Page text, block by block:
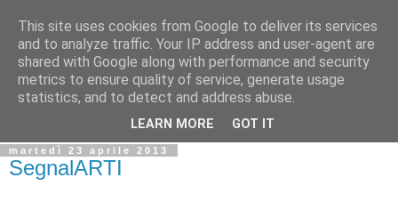
Biblio@rti in
Il Blog della Biblioteca di Area delle arti per condividere
informazioni iniziative incontri
martedì 23 aprile 2013
SegnalARTI
This site uses cookies from Google to deliver its services
and to analyze traffic. Your IP address and user-agent are
shared with Google along with performance and security
metrics to ensure quality of service, generate usage
statistics, and to detect and address abuse.
LEARN MORE GOT IT